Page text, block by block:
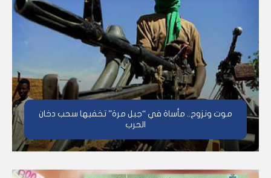
موت ونزوح.. مأساة في “جبل مرة” تخفيها سحب دخان
الحرب